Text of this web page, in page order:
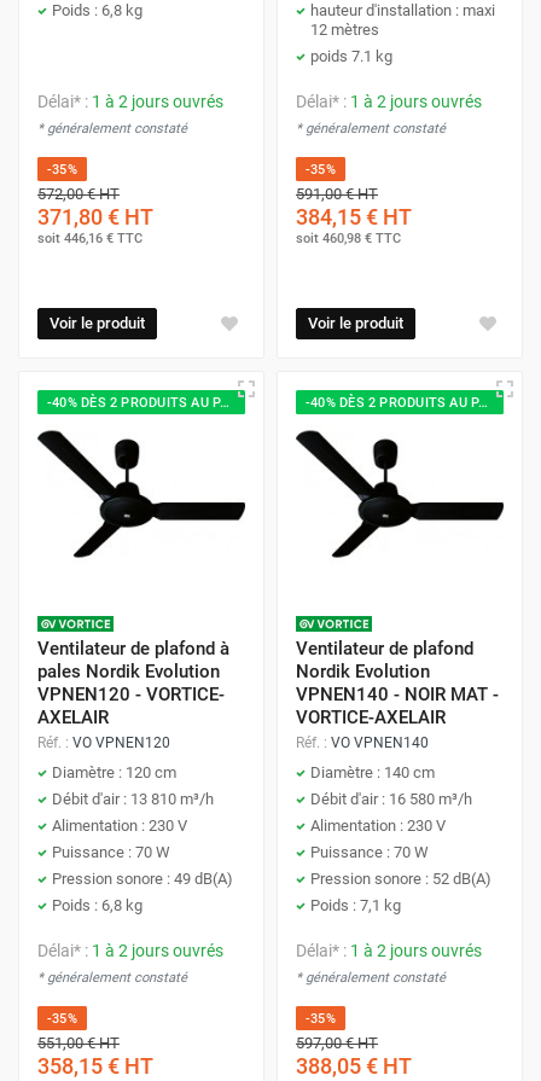
Poids : 6,8 kg
Délai* : 1 à 2 jours ouvrés
* généralement constaté
-35%
572,00 €HT
371,80 € HT
soit 446,16 € TTC
Voir le produit
hauteur d'installation : maxi
12 mètres
poids 7.1 kg
Délai* : 1 à 2 jours ouvrés
* généralement constaté
-35%
591,00 €HT
384,15 € HT
soit 460,98 € TTC
Voir le produit
-40% DÈS 2 PRODUITS AU PANIER
Ventilateur de plafond à
pales Nordik Evolution
VPNEN120 - VORTICE-
AXELAIR
Réf. : VO VPNEN120
Diamètre : 120 cm
Débit d'air : 13 810 m³/h
Alimentation : 230 V
Puissance : 70 W
Pression sonore : 49 dB(A)
Poids : 6,8 kg
Délai* : 1 à 2 jours ouvrés
* généralement constaté
-35%
551,00 €HT
358,15 € HT
-40% DÈS 2 PRODUITS AU PANIER
Ventilateur de plafond
Nordik Evolution
VPNEN140 - NOIR MAT -
VORTICE-AXELAIR
Réf. : VO VPNEN140
Diamètre : 140 cm
Débit d'air : 16 580 m³/h
Alimentation : 230 V
Puissance : 70 W
Pression sonore : 52 dB(A)
Poids : 7,1 kg
Délai* : 1 à 2 jours ouvrés
* généralement constaté
-35%
597,00 €HT
388,05 € HT